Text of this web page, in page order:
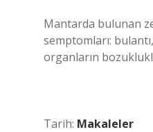
Mantarda bulunan
semptomları:
organların
Tarih: Makaleler